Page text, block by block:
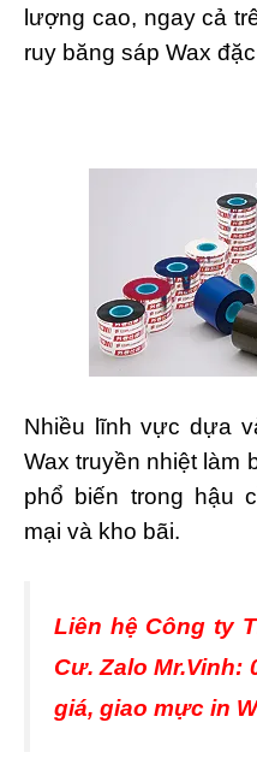
lượng cao, ngay cả
ruy băng sáp Wax
Nhiều lĩnh vực dựa
Wax truyền nhiệt làm
phổ biến trong hậu
mại và kho bãi.
Liên hệ Công ty
Cư. Zalo Mr.Vinh:
giá, giao mực in